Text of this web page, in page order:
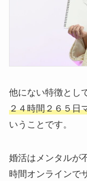
他にない特徴とし
２４時間２６５日
いうことです。
婚活はメンタルが
時間オンラインで